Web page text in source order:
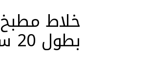
بطول 20 سم اللون كروم من مورافيا